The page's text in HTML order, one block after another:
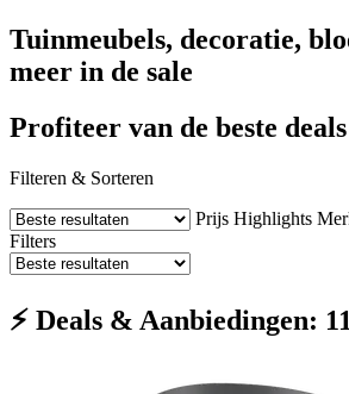
Tuinmeubels, decoratie,
meer in de sale
Profiteer van de beste
Filteren & Sorteren
Prijs Highlights
Filters
⚡ Deals & Aanbiedingen: